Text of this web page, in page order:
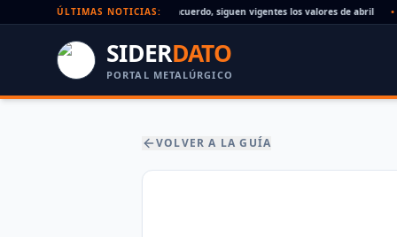
ÚLTIMAS NOTICIAS:
Paritaria UOM agosto 2026: sin acuerdo, siguen vigentes los valores de abril
SIDERDATO
PORTAL METALÚRGICO
VOLVER A LA GUÍA